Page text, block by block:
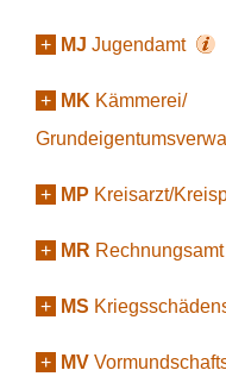
+ MJ Jugendamt
+ MK Kämmerei/
+ MP Kreisarzt/
+ MR Rechnungsamt
+ MS
+ MV